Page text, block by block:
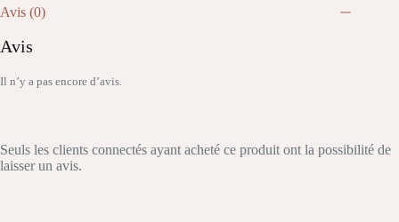
Avis (0)
Avis
Il n’y a pas encore d’avis.
Seuls les clients connectés ayant acheté ce produit ont la possibilité de
laisser un avis.